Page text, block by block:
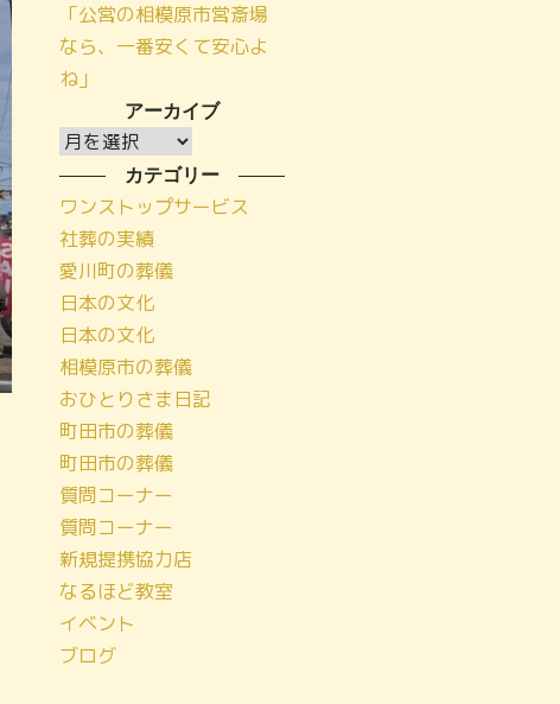
「公営の相模原市営斎場
なら、一番安くて安心よ
ね」
アーカイブ
ア
ー
カ
イ
ブ
カテゴリー
ワンストップサービス
社葬の実績
愛川町の葬儀
日本の文化
日本の文化
相模原市の葬儀
おひとりさま日記
町田市の葬儀
町田市の葬儀
質問コーナー
質問コーナー
新規提携協力店
なるほど教室
イベント
ブログ